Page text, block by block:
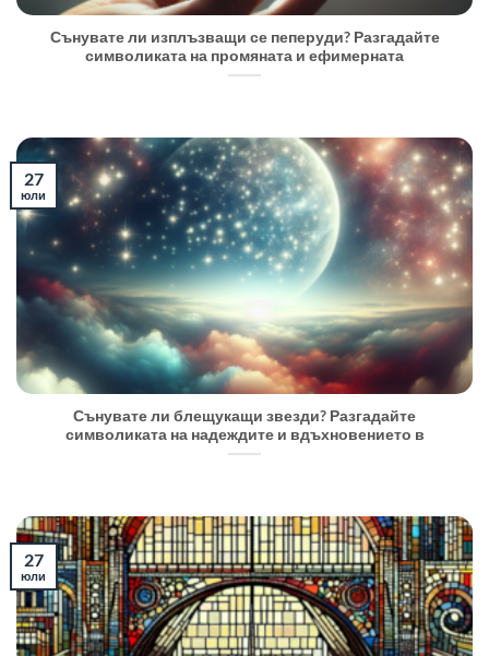
Сънувате ли изплъзващи се пеперуди? Разгадайте
символиката на промяната и ефимерната
Сънувате ли блещукащи звезди? Разгадайте
символиката на надеждите и вдъхновението в
27
юли
27
юли